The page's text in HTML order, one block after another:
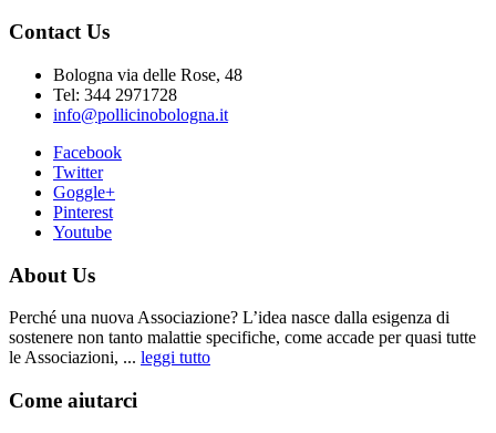
Contact Us
Bologna via delle Rose, 48
Tel: 344 2971728
info@pollicinobologna.it
Facebook
Twitter
Goggle+
Pinterest
Youtube
About Us
Perché una nuova Associazione? L’idea nasce dalla esigenza di
sostenere non tanto malattie specifiche, come accade per quasi tutte
le Associazioni, ... leggi tutto
Come aiutarci